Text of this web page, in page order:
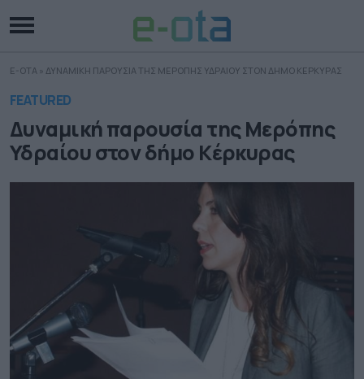
E-OTA » ΔΥΝΑΜΙΚΗ ΠΑΡΟΥΣΙΑ ΤΗΣ ΜΕΡΟΠΗΣ ΥΔΡΑΙΟΥ ΣΤΟΝ ΔΗΜΟ ΚΕΡΚΥΡΑΣ
FEATURED
Δυναμική παρουσία της Μερόπης
Υδραίου στον δήμο Κέρκυρας